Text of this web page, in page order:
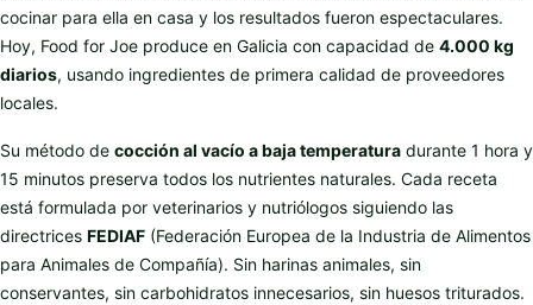
cocinar para ella en casa y los resultados fueron espectaculares.
Hoy, Food for Joe produce en Galicia con capacidad de 4.000 kg
diarios, usando ingredientes de primera calidad de proveedores
locales.
Su método de cocción al vacío a baja temperatura durante 1 hora y
15 minutos preserva todos los nutrientes naturales. Cada receta
está formulada por veterinarios y nutriólogos siguiendo las
directrices FEDIAF (Federación Europea de la Industria de Alimentos
para Animales de Compañía). Sin harinas animales, sin
conservantes, sin carbohidratos innecesarios, sin huesos triturados.